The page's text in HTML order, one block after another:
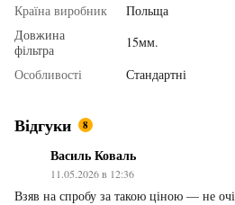
Країна виробник
Польща
Довжина
фільтра
15мм.
Особливості
Стандартні
Відгуки 8
Василь Коваль
11.05.2026 в 12:36
Взяв на спробу за такою ціною — не